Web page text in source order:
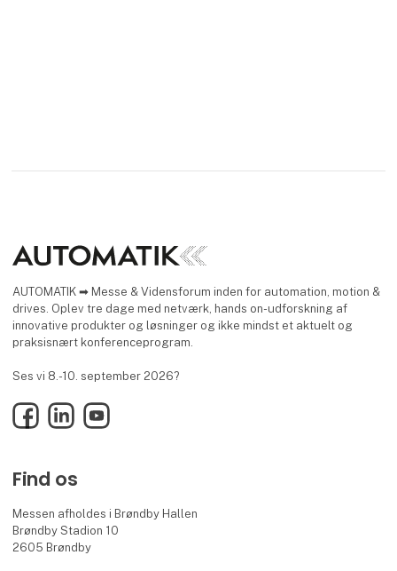
AUTOMATIK ➡ Messe & Vidensforum inden for automation, motion &
drives. Oplev tre dage med netværk, hands on-udforskning af
innovative produkter og løsninger og ikke mindst et aktuelt og
praksisnært konferenceprogram.
Ses vi 8.-10. september 2026?
FacebookLinkedInYouTube
Find os
Messen afholdes i Brøndby Hallen
Brøndby Stadion 10
2605 Brøndby